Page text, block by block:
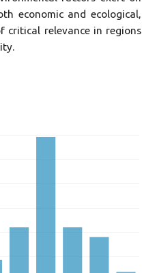
economic and ecological,
critical relevance in regions